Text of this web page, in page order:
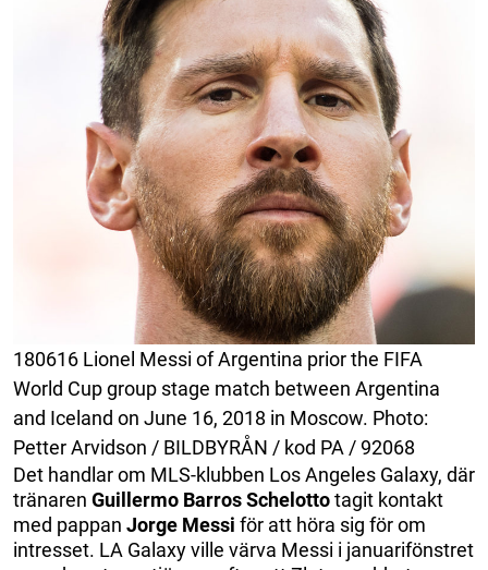
180616 Lionel Messi of Argentina prior the FIFA
World Cup group stage match between Argentina
and Iceland on June 16, 2018 in Moscow. Photo:
Petter Arvidson / BILDBYRÅN / kod PA / 92068
Det handlar om MLS-klubben Los Angeles Galaxy, där
tränaren Guillermo Barros Schelottotagit kontakt
med pappan Jorge Messi för att höra sig för om
intresset. LA Galaxy ville värva Messi i januarifönstret